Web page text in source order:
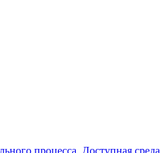
процесса. Доступная среда.